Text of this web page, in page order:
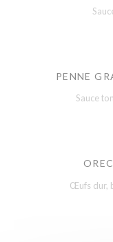
PENNE
Sauce
Œufs dur,